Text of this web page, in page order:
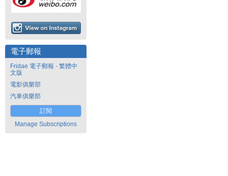
電子郵報
Fridae 電子郵報 - 繁體中
文版
電影俱樂部
汽車俱樂部
訂閱
Manage Subscriptions